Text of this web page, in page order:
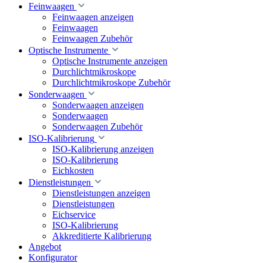
Feinwaagen
Feinwaagen anzeigen
Feinwaagen
Feinwaagen Zubehör
Optische Instrumente
Optische Instrumente anzeigen
Durchlichtmikroskope
Durchlichtmikroskope Zubehör
Sonderwaagen
Sonderwaagen anzeigen
Sonderwaagen
Sonderwaagen Zubehör
ISO-Kalibrierung
ISO-Kalibrierung anzeigen
ISO-Kalibrierung
Eichkosten
Dienstleistungen
Dienstleistungen anzeigen
Dienstleistungen
Eichservice
ISO-Kalibrierung
Akkreditierte Kalibrierung
Angebot
Konfigurator